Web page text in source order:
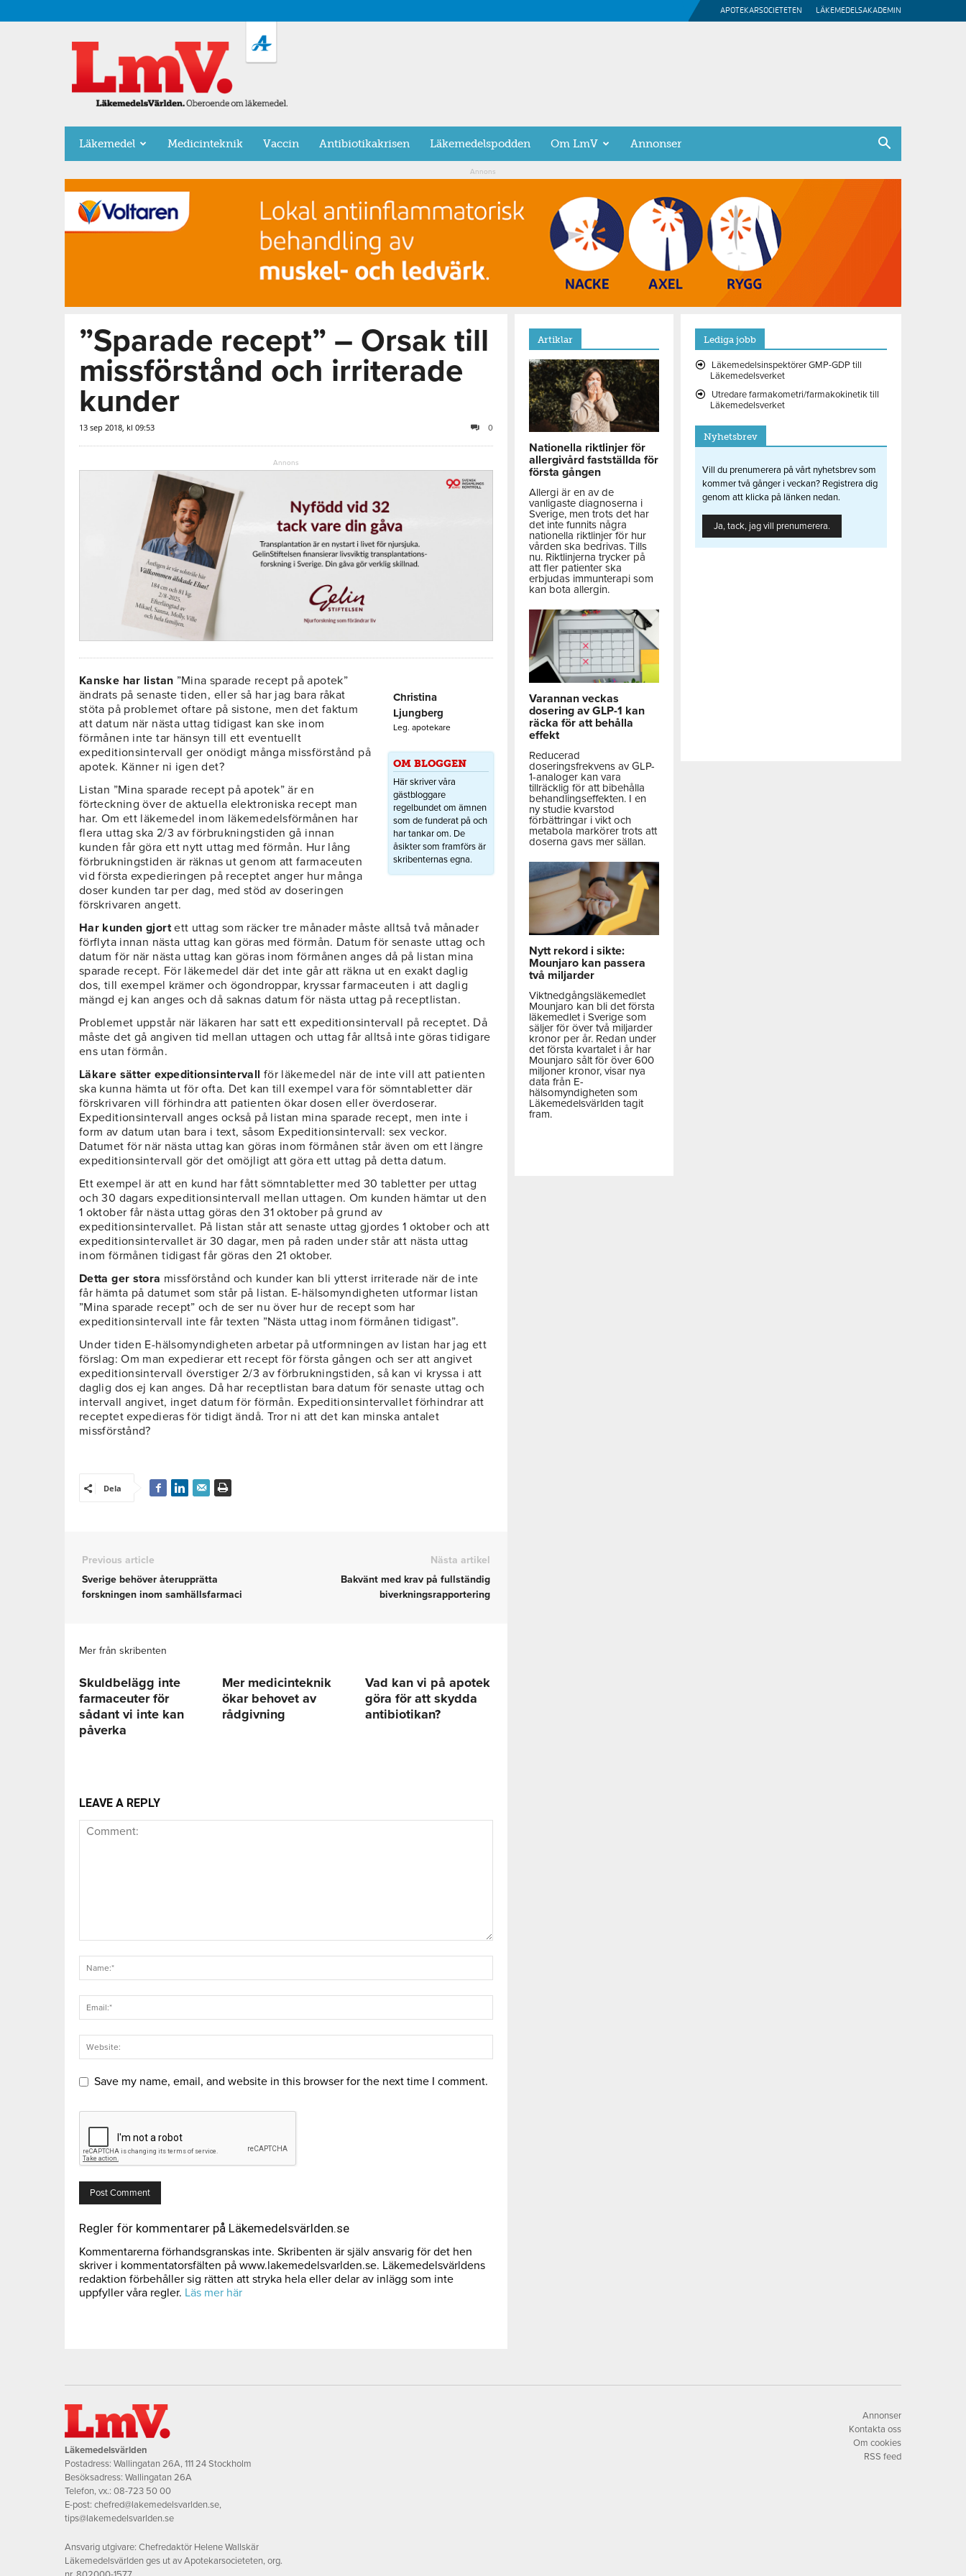
APOTEKARSOCIETETEN LÄKEMEDELSAKADEMIN
LäkemedelsVärlden
Läkemedel Medicinteknik Vaccin Antibiotikakrisen Läkemedelspodden Om LmV Annonser
Annons
”Sparade recept” – Orsak till
missförstånd och irriterade
kunder
13 sep 2018, kl 09:53 0
Annons
Christina
Ljungberg
Leg. apotekare
OM BLOGGEN
Här skriver våra
gästbloggare
regelbundet om ämnen
som de funderat på och
har tankar om. De
åsikter som framförs är
skribenternas egna.
Kanske har listan ”Mina sparade recept på apotek”
ändrats på senaste tiden, eller så har jag bara råkat
stöta på problemet oftare på sistone, men det faktum
att datum när nästa uttag tidigast kan ske inom
förmånen inte tar hänsyn till ett eventuellt
expeditionsintervall ger onödigt många missförstånd på
apotek. Känner ni igen det?
Listan ”Mina sparade recept på apotek” är en
förteckning över de aktuella elektroniska recept man
har. Om ett läkemedel inom läkemedelsförmånen har
flera uttag ska 2/3 av förbrukningstiden gå innan
kunden får göra ett nytt uttag med förmån. Hur lång
förbrukningstiden är räknas ut genom att farmaceuten
vid första expedieringen på receptet anger hur många
doser kunden tar per dag, med stöd av doseringen
förskrivaren angett.
Har kunden gjortett uttag som räcker tre månader måste alltså två månader
förflyta innan nästa uttag kan göras med förmån. Datum för senaste uttag och
datum för när nästa uttag kan göras inom förmånen anges då på listan mina
sparade recept. För läkemedel där det inte går att räkna ut en exakt daglig
dos, till exempel krämer och ögondroppar, kryssar farmaceuten i att daglig
mängd ej kan anges och då saknas datum för nästa uttag på receptlistan.
Problemet uppstår när läkaren har satt ett expeditionsintervall på receptet. Då
måste det gå angiven tid mellan uttagen och uttag får alltså inte göras tidigare
ens utan förmån.
Läkare sätter expeditionsintervall för läkemedel när de inte vill att patienten
ska kunna hämta ut för ofta. Det kan till exempel vara för sömntabletter där
förskrivaren vill förhindra att patienten ökar dosen eller överdoserar.
Expeditionsintervall anges också på listan mina sparade recept, men inte i
form av datum utan bara i text, såsom Expeditionsintervall: sex veckor.
Datumet för när nästa uttag kan göras inom förmånen står även om ett längre
expeditionsintervall gör det omöjligt att göra ett uttag på detta datum.
Ett exempel är att en kund har fått sömntabletter med 30 tabletter per uttag
och 30 dagars expeditionsintervall mellan uttagen. Om kunden hämtar ut den
1 oktober får nästa uttag göras den 31 oktober på grund av
expeditionsintervallet. På listan står att senaste uttag gjordes 1 oktober och att
expeditionsintervallet är 30 dagar, men på raden under står att nästa uttag
inom förmånen tidigast får göras den 21 oktober.
Detta ger stora missförstånd och kunder kan bli ytterst irriterade när de inte
får hämta på datumet som står på listan. E-hälsomyndigheten utformar listan
”Mina sparade recept” och de ser nu över hur de recept som har
expeditionsintervall inte får texten ”Nästa uttag inom förmånen tidigast”.
Under tiden E-hälsomyndigheten arbetar på utformningen av listan har jag ett
förslag: Om man expedierar ett recept för första gången och ser att angivet
expeditionsintervall överstiger 2/3 av förbrukningstiden, så kan vi kryssa i att
daglig dos ej kan anges. Då har receptlistan bara datum för senaste uttag och
intervall angivet, inget datum för förmån. Expeditionsintervallet förhindrar att
receptet expedieras för tidigt ändå. Tror ni att det kan minska antalet
missförstånd?
Dela
Previous article
Sverige behöver återupprätta
forskningen inom samhällsfarmaci
Nästa artikel
Bakvänt med krav på fullständig
biverkningsrapportering
Mer från skribenten
Skuldbelägg inte
farmaceuter för
sådant vi inte kan
påverka
Mer medicinteknik
ökar behovet av
rådgivning
Vad kan vi på apotek
göra för att skydda
antibiotikan?
LEAVE A REPLY
Save my name, email, and website in this browser for the next time I comment.
Regler för kommentarer på Läkemedelsvärlden.se
Kommentarerna förhandsgranskas inte. Skribenten är själv ansvarig för det hen
skriver i kommentatorsfälten på www.lakemedelsvarlden.se. Läkemedelsvärldens
redaktion förbehåller sig rätten att stryka hela eller delar av inlägg som inte
uppfyller våra regler. Läs mer här
Artiklar
Nationella riktlinjer för
allergivård fastställda för
första gången
Allergi är en av de
vanligaste diagnoserna i
Sverige, men trots det har
det inte funnits några
nationella riktlinjer för hur
vården ska bedrivas. Tills
nu. Riktlinjerna trycker på
att fler patienter ska
erbjudas immunterapi som
kan bota allergin.
Varannan veckas
dosering av GLP-1 kan
räcka för att behålla
effekt
Reducerad
doseringsfrekvens av GLP-
1-analoger kan vara
tillräcklig för att bibehålla
behandlingseffekten. I en
ny studie kvarstod
förbättringar i vikt och
metabola markörer trots att
doserna gavs mer sällan.
Nytt rekord i sikte:
Mounjaro kan passera
två miljarder
Viktnedgångsläkemedlet
Mounjaro kan bli det första
läkemedlet i Sverige som
säljer för över två miljarder
kronor per år. Redan under
det första kvartalet i år har
Mounjaro sålt för över 600
miljoner kronor, visar nya
data från E-
hälsomyndigheten som
Läkemedelsvärlden tagit
fram.
Lediga jobb
Läkemedelsinspektörer GMP-GDP till
Läkemedelsverket
Utredare farmakometri/farmakokinetik till
Läkemedelsverket
Nyhetsbrev
Vill du prenumerera på vårt nyhetsbrev som
kommer två gånger i veckan? Registrera dig
genom att klicka på länken nedan.
Ja, tack, jag vill prenumerera.
Läkemedelsvärlden
Postadress: Wallingatan 26A, 111 24 Stockholm
Besöksadress: Wallingatan 26A
Telefon, vx.: 08-723 50 00
E-post: chefred@lakemedelsvarlden.se,
tips@lakemedelsvarlden.se
Ansvarig utgivare: Chefredaktör Helene Wallskär
Läkemedelsvärlden ges ut av Apotekarsocieteten, org.
Annonser
Kontakta oss
Om cookies
RSS feed